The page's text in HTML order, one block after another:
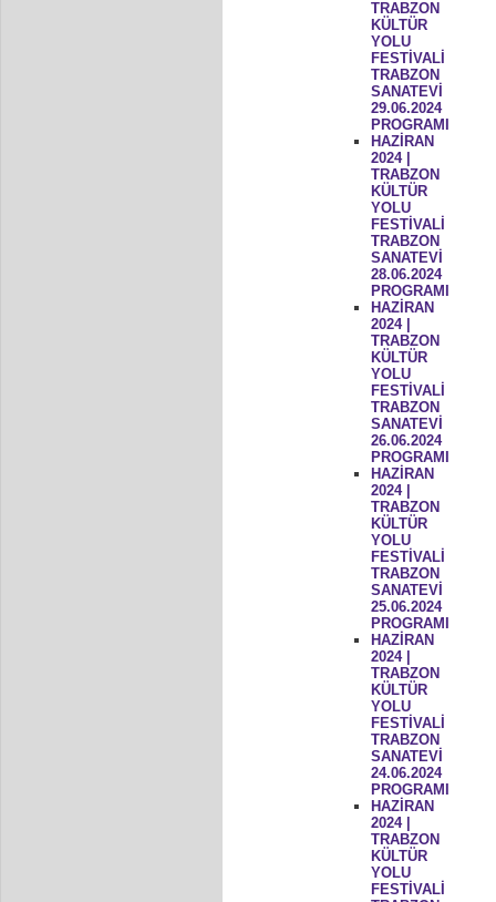
TRABZON
KÜLTÜR
YOLU
FESTİVALİ
TRABZON
SANATEVİ
29.06.2024
PROGRAMI
HAZİRAN
2024 |
TRABZON
KÜLTÜR
YOLU
FESTİVALİ
TRABZON
SANATEVİ
28.06.2024
PROGRAMI
HAZİRAN
2024 |
TRABZON
KÜLTÜR
YOLU
FESTİVALİ
TRABZON
SANATEVİ
26.06.2024
PROGRAMI
HAZİRAN
2024 |
TRABZON
KÜLTÜR
YOLU
FESTİVALİ
TRABZON
SANATEVİ
25.06.2024
PROGRAMI
HAZİRAN
2024 |
TRABZON
KÜLTÜR
YOLU
FESTİVALİ
TRABZON
SANATEVİ
24.06.2024
PROGRAMI
HAZİRAN
2024 |
TRABZON
KÜLTÜR
YOLU
FESTİVALİ